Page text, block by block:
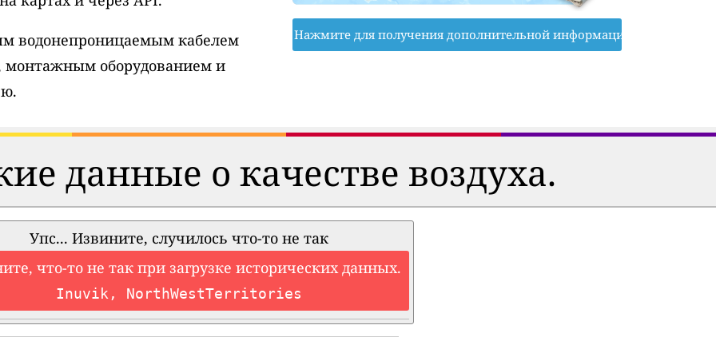
водонепроницаемым кабелем
монтажным оборудованием и
Нажмите для получения дополнительной информации
данные о качестве воздуха.
Упс... Извините, случилось что-то не так
что-то не так при загрузке исторических данных.
Inuvik, NorthWestTerritories